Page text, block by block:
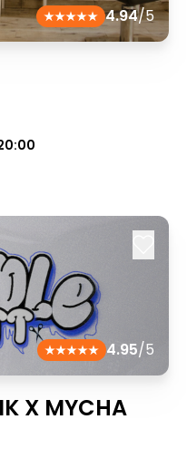
4.94/5
4.95/5
X MYCHA